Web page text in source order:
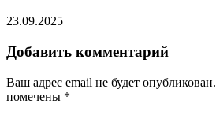
23.09.2025
Добавить комментарий
Ваш адрес email не будет опубликован.
помечены *